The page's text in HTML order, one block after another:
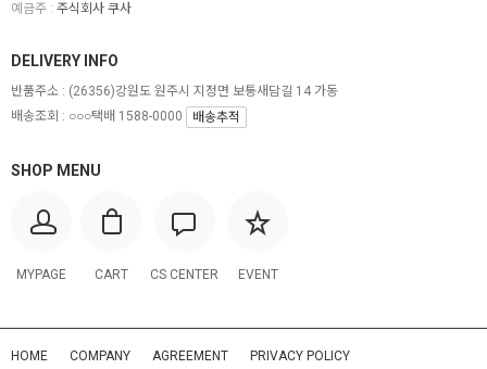
예금주 : 주식회사 쿠사
SHOP MENU
MYPAGE CART CS CENTER EVENT
DELIVERY INFO
반품주소 : (26356)강원도 원주시 지정면 보통새담길 14 가동
배송조회 : ○○○택배 1588-0000
배송추적
HOME COMPANY AGREEMENT PRIVACY POLICY